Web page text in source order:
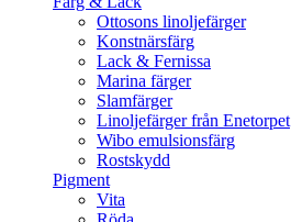
Ottosons linoljefärger
Konstnärsfärg
Lack & Fernissa
Marina färger
Slamfärger
Linoljefärger från Enetorpet
Wibo emulsionsfärg
Rostskydd
Pigment
Vita